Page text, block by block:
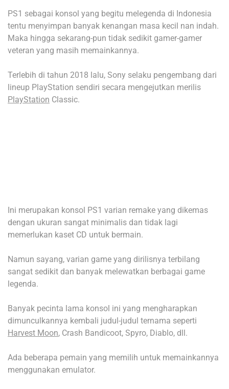
PS1 sebagai konsol yang begitu melegenda di Indonesia
tentu menyimpan banyak kenangan masa kecil nan indah.
Maka hingga sekarang-pun tidak sedikit gamer-gamer
veteran yang masih memainkannya.
Terlebih di tahun 2018 lalu, Sony selaku pengembang dari
lineup PlayStation sendiri secara mengejutkan merilis
PlayStation Classic.
Ini merupakan konsol PS1 varian remake yang dikemas
dengan ukuran sangat minimalis dan tidak lagi
memerlukan kaset CD untuk bermain.
Namun sayang, varian game yang dirilisnya terbilang
sangat sedikit dan banyak melewatkan berbagai game
legenda.
Banyak pecinta lama konsol ini yang mengharapkan
dimunculkannya kembali judul-judul ternama seperti
Harvest Moon, Crash Bandicoot, Spyro, Diablo, dll.
Ada beberapa pemain yang memilih untuk memainkannya
menggunakan emulator.